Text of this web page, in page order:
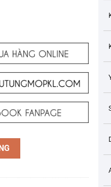
A EN125-2A / 3A / 3E /